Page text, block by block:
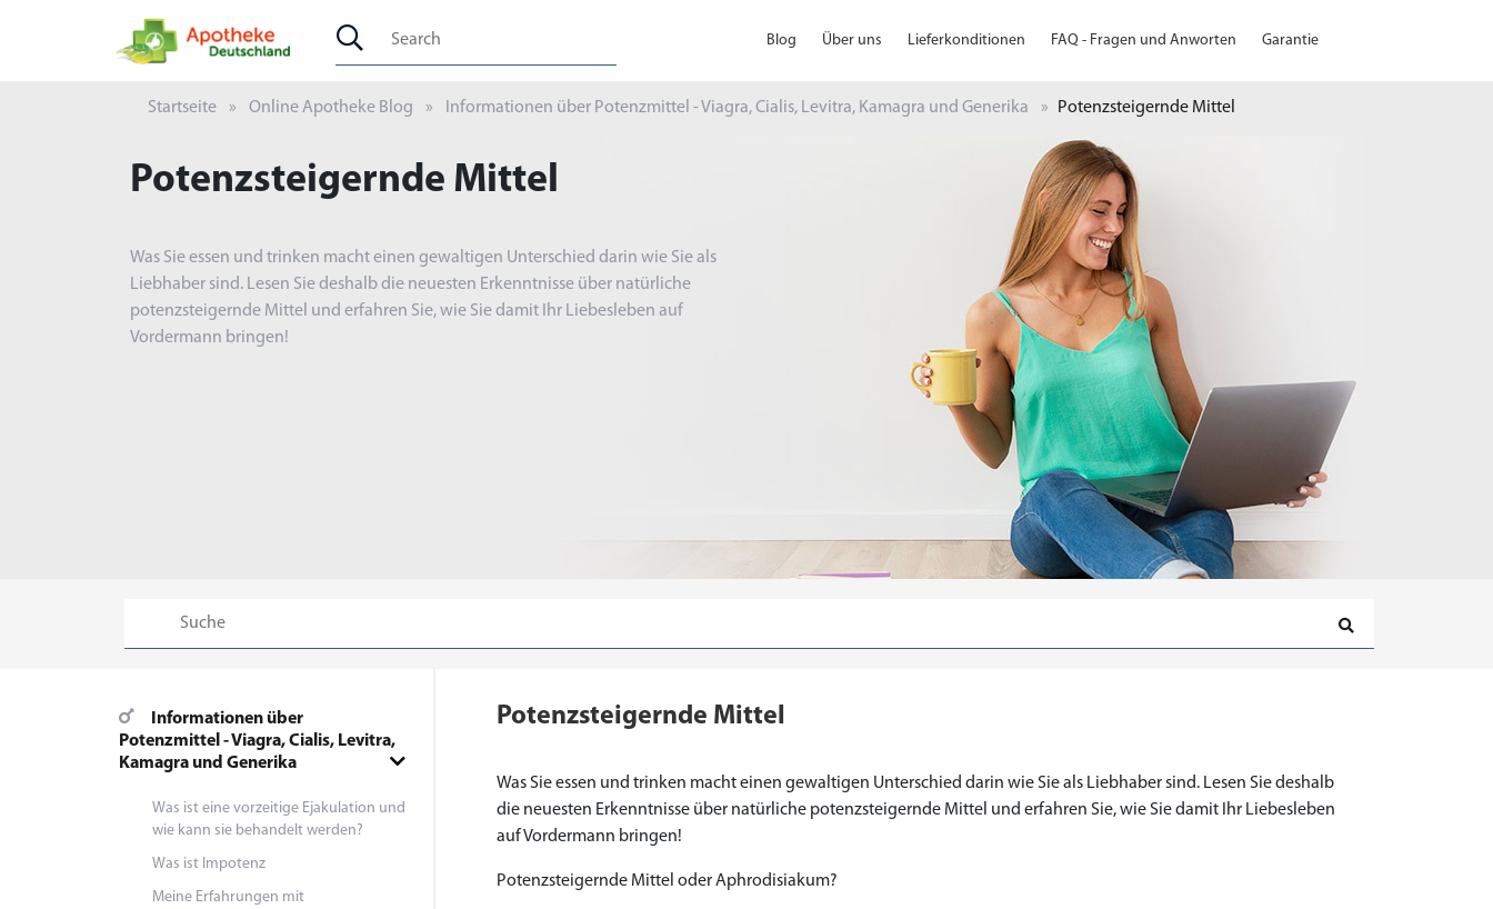
Blog Über uns Lieferkonditionen FAQ - Fragen und Anworten Garantie
Startseite Online Apotheke Blog Informationen über Potenzmittel - Viagra, Cialis, Levitra, Kamagra und Generika Potenzsteigernde Mittel
Potenzsteigernde Mittel
Was Sie essen und trinken macht einen gewaltigen Unterschied darin wie Sie als
Liebhaber sind. Lesen Sie deshalb die neuesten Erkenntnisse über natürliche
potenzsteigernde Mittel und erfahren Sie, wie Sie damit Ihr Liebesleben auf
Vordermann bringen!
Informationen über
Potenzmittel - Viagra, Cialis, Levitra,
Kamagra und Generika
Was ist eine vorzeitige Ejakulation und
wie kann sie behandelt werden?
Was ist Impotenz
Meine Erfahrungen mit
Potenzsteigernde Mittel
Was Sie essen und trinken macht einen gewaltigen Unterschied darin wie Sie als Liebhaber sind. Lesen Sie deshalb
die neuesten Erkenntnisse über natürliche potenzsteigernde Mittel und erfahren Sie, wie Sie damit Ihr Liebesleben
auf Vordermann bringen!
Potenzsteigernde Mittel oder Aphrodisiakum?